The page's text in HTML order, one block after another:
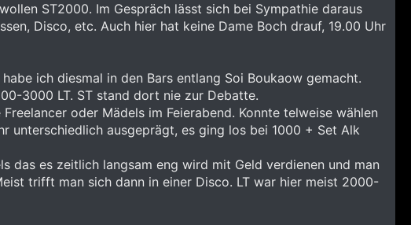
ST2000. Im Gespräch lässt sich bei Sympathie daraus
Disco, etc. Auch hier hat keine Dame Boch drauf, 19.00 Uhr
ich diesmal in den Bars entlang Soi Boukaow gemacht.
3000 LT. ST stand dort nie zur Debatte.
oder Mädels im Feierabend. Konnte telweise wählen
unterschiedlich ausgeprägt, es ging los bei 1000 + Set Alk
das es zeitlich langsam eng wird mit Geld verdienen und man
trifft man sich dann in einer Disco. LT war hier meist 2000-